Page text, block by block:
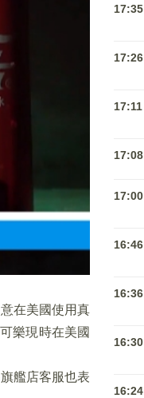
在美國使用真
樂現時在美國
艦店客服也表
17:35
17:26
17:11
17:08
17:00
16:46
16:36
16:30
16:24